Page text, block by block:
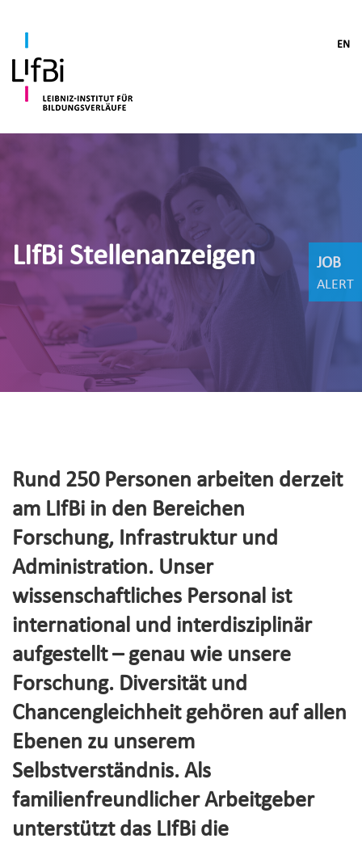
EN
LIfBi Stellenanzeigen
Rund 250 Personen arbeiten derzeit
am LIfBi in den Bereichen
Forschung, Infrastruktur und
Administration. Unser
wissenschaftliches Personal ist
international und interdisziplinär
aufgestellt – genau wie unsere
Forschung. Diversität und
Chancengleichheit gehören auf allen
Ebenen zu unserem
Selbstverständnis. Als
familienfreundlicher Arbeitgeber
unterstützt das LIfBi die
JOB
ALERT